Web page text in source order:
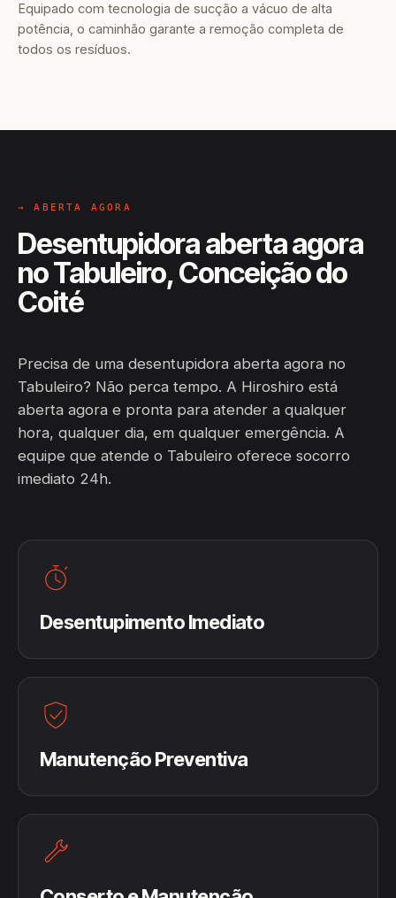
Equipado com tecnologia de sucção a vácuo de alta
potência, o caminhão garante a remoção completa de
todos os resíduos.
→ ABERTA AGORA
Desentupidora aberta agora
no Tabuleiro, Conceição do
Coité
Precisa de uma desentupidora aberta agora no
Tabuleiro? Não perca tempo. A Hiroshiro está
aberta agora e pronta para atender a qualquer
hora, qualquer dia, em qualquer emergência. A
equipe que atende o Tabuleiro oferece socorro
imediato 24h.
Desentupimento Imediato
Manutenção Preventiva